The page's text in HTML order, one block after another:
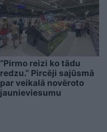
“Pirmo reizi ko tādu
redzu.” Pircēji sajūsmā
par veikalā novēroto
jaunieviesumu